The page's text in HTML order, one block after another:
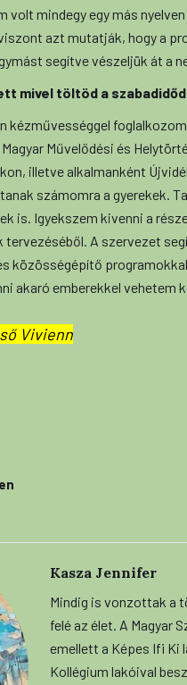
volt mindegy egy más
azt mutatják, hogy a
segítve vészeljük át a
mivel töltöd a
kézművességgel
Művelődési és
illetve alkalmanként
számomra a gyerekek.
is. Igyekszem kivenni a
tervezéséből. A szervezet
közösségépítő
akaró emberekkel vehetem
Vivienn
Kasza Jennifer
Mindig is vonzottak a
felé az élet. A Magyar
emellett a Képes Ifi Ki
Kollégium lakóival